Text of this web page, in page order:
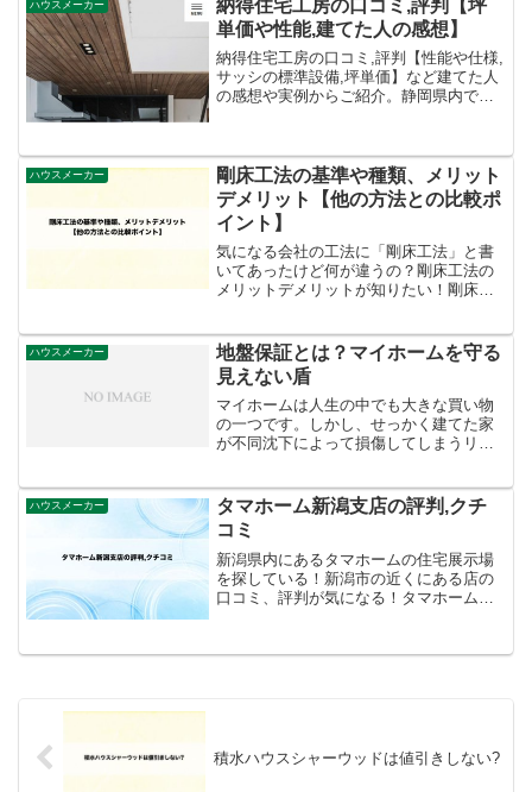
ハウスメーカー
納得住宅工房の口コミ,評判【坪
単価や性能,建てた人の感想】
納得住宅工房の口コミ,評判【性能や仕様,
サッシの標準設備,坪単価】など建てた人
の感想や実例からご紹介。静岡県内で完
の声も満足の声や2022年3月の地震の揺れ
についての書込みもご紹介しています。
ハウスメーカー
剛床工法の基準や種類、メリット
デメリット【他の方法との比較ポ
イント】
気になる会社の工法に「剛床工法」と書
いてあったけど何が違うの？剛床工法の
メリットデメリットが知りたい！剛床工
メリットデメリットだけではなく、後悔
する人の悩みや他の工法と...
ハウスメーカー
地盤保証とは？マイホームを守る
見えない盾
マイホームは人生の中でも大きな買い物
の一つです。しかし、せっかく建てた家
が不同沈下によって損傷してしまうリス
よって建物に被害が発生した場合、修復
費用を保証してくれる制度...
ハウスメーカー
タマホーム新潟支店の評判,クチ
コミ
新潟県内にあるタマホームの住宅展示場
を探している！新潟市の近くにある店の
口コミ、評判が気になる！タマホームに
タマホーム関連記事。タマホーム見学で
積水ハウスシャーウッドは値引きしない?